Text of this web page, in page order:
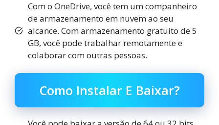
Com o OneDrive, você tem um companheiro
de armazenamento em nuvem ao seu
alcance. Com armazenamento gratuito de 5
GB, você pode trabalhar remotamente e
colaborar com outras pessoas.
Como Instalar E Baixar?